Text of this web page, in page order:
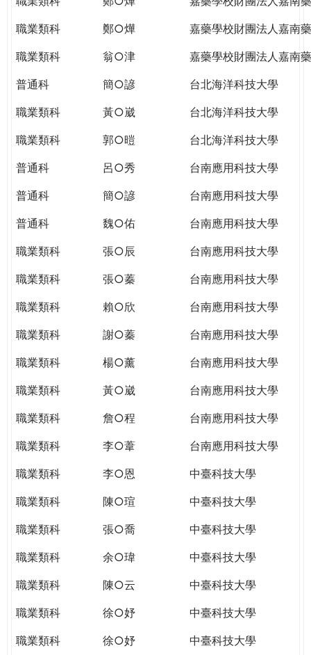
職業類科
鄭○燁
嘉藥學校財團法人嘉南
職業類科
翁○津
嘉藥學校財團法人嘉南
普通科
簡○諺
台北海洋科技大學
職業類科
黃○崴
台北海洋科技大學
職業類科
郭○暟
台北海洋科技大學
普通科
呂○秀
台南應用科技大學
普通科
簡○諺
台南應用科技大學
普通科
魏○佑
台南應用科技大學
職業類科
張○辰
台南應用科技大學
職業類科
張○蓁
台南應用科技大學
職業類科
賴○欣
台南應用科技大學
職業類科
謝○蓁
台南應用科技大學
職業類科
楊○薰
台南應用科技大學
職業類科
黃○崴
台南應用科技大學
職業類科
詹○程
台南應用科技大學
職業類科
李○葦
台南應用科技大學
職業類科
李○恩
中臺科技大學
職業類科
陳○瑄
中臺科技大學
職業類科
張○喬
中臺科技大學
職業類科
余○瑋
中臺科技大學
職業類科
陳○云
中臺科技大學
職業類科
徐○妤
中臺科技大學
職業類科
徐○妤
中臺科技大學